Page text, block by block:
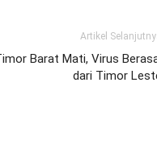
Artikel
Barat Mati, Virus
dari Timor